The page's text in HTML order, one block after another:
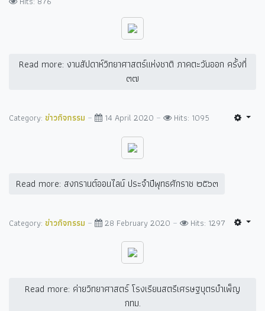
Read more: งานสัปดาห์วิทยาศาสตร์แห่งชาติ ภาคตะวันออก ครั้งที่
๓๗
Category: ข่าวกิจกรรม 14 April 2020 Hits: 1095
Read more: สงกรานต์ออนไลน์ ประจำปีพุทธศักราช ๒๕๖๓
Category: ข่าวกิจกรรม 28 February 2020 Hits: 1297
Read more: ค่ายวิทยาศาสตร์ โรงเรียนสตรีเศรษฐบุตรบำเพ็ญ
กทม.